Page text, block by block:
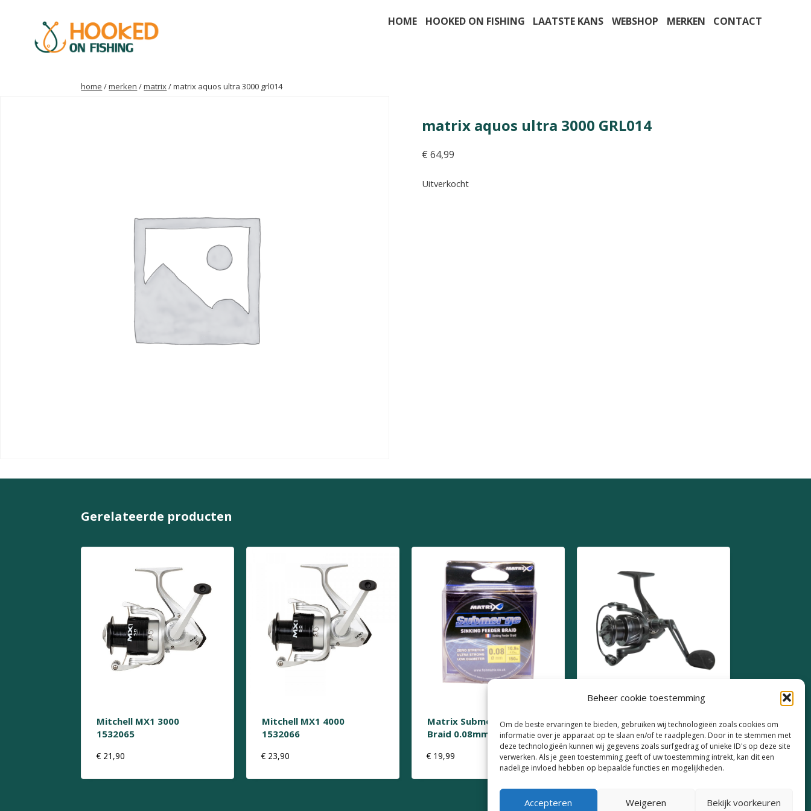
Beheer cookie toestemming
Om de beste ervaringen te bieden, gebruiken wij technologieën zoals cookies om
informatie over je apparaat op te slaan en/of te raadplegen. Door in te stemmen met
deze technologieën kunnen wij gegevens zoals surfgedrag of unieke ID's op deze site
verwerken. Als je geen toestemming geeft of uw toestemming intrekt, kan dit een
nadelige invloed hebben op bepaalde functies en mogelijkheden.
Accepteren Weigeren Bekijk voorkeuren
HOME HOOKED ON FISHING LAATSTE KANS WEBSHOP MERKEN CONTACT
home /merken /matrix/ matrix aquos ultra 3000 grl014
matrix aquos ultra 3000 GRL014
€ 64,99
Uitverkocht
Gerelateerde producten
Mitchell MX1 3000
1532065
€21,90
Mitchell MX1 4000
1532066
€ 23,90
Matrix Submerge Sinking
Braid 0.08mm
€ 19,99
Arca Werpmolen RS20
€50,90